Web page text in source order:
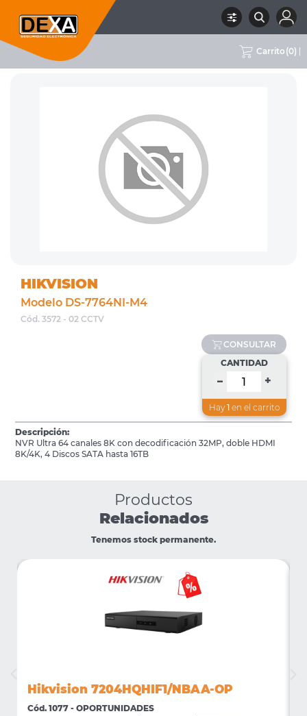
Carrito (0)
RUBRO SUBRUBRO
HIKVISION
Modelo DS-7764NI-M4
Cód. 3572 - 02 CCTV
CONSULTAR
CANTIDAD
– +
Hay 1en el carrito
Descripción:
NVR Ultra 64 canales 8K con decodificación 32MP, doble HDMI
8K/4K, 4 Discos SATA hasta 16TB
Productos
Relacionados
Tenemos stock permanente.
Hikvision 7204HQHIF1/NBAA-OP
Cód. 1077 - OPORTUNIDADES